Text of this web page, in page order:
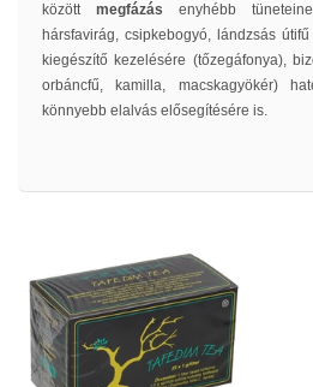
között megfázás enyhébb
hársfavirág, csipkebogyó, lándzsás
kiegészítő kezelésére (tőzegáfonya),
orbáncfű, kamilla, macskagyökér)
könnyebb elalvás elősegítésére is.